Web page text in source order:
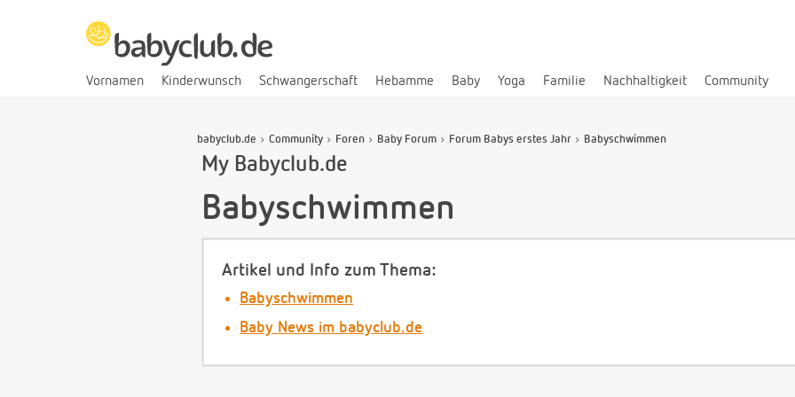
Vornamen Kinderwunsch Schwangerschaft Hebamme Baby Yoga Familie Nachhaltigkeit Community
babyclub.de Community Foren Baby Forum Forum Babys erstes Jahr Babyschwimmen
My Babyclub.de
Babyschwimmen
Artikel und Info zum Thema:
Babyschwimmen
Baby News im babyclub.de